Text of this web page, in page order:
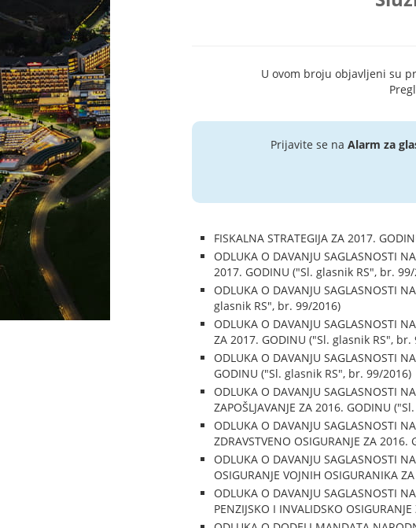
U ovom broju objavljeni su
Prijavite se na Alarm za
FISKALNA STRATEGIJA ZA 2017.
ODLUKA O DAVANJU SAGLASNOSTI
2017. GODINU ("Sl. glasnik RS", br.
ODLUKA O DAVANJU SAGLASNOSTI
glasnik RS", br. 99/2016)
ODLUKA O DAVANJU SAGLASNOSTI
ZA 2017. GODINU ("Sl. glasnik RS", br.
ODLUKA O DAVANJU SAGLASNOSTI
GODINU ("Sl. glasnik RS", br. 99/2016)
ODLUKA O DAVANJU SAGLASNOSTI
ZAPOŠLJAVANJE ZA 2016. GODINU
ODLUKA O DAVANJU SAGLASNOSTI
ZDRAVSTVENO OSIGURANJE ZA
ODLUKA O DAVANJU SAGLASNOSTI
OSIGURANJE VOJNIH OSIGURANIKA
ODLUKA O DAVANJU SAGLASNOSTI
PENZIJSKO I INVALIDSKO